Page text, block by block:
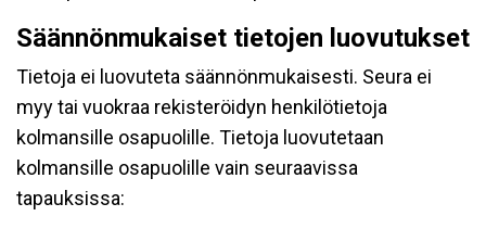
Säännönmukaiset tietojen luovutukset
Tietoja ei luovuteta säännönmukaisesti. Seura ei
myy tai vuokraa rekisteröidyn henkilötietoja
kolmansille osapuolille. Tietoja luovutetaan
kolmansille osapuolille vain seuraavissa
tapauksissa: